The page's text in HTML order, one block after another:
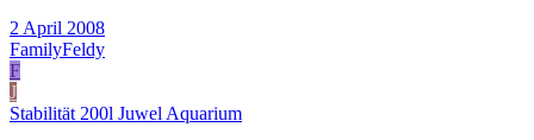
2 April 2008
FamilyFeldy
F
J
Stabilität 200l Juwel Aquarium